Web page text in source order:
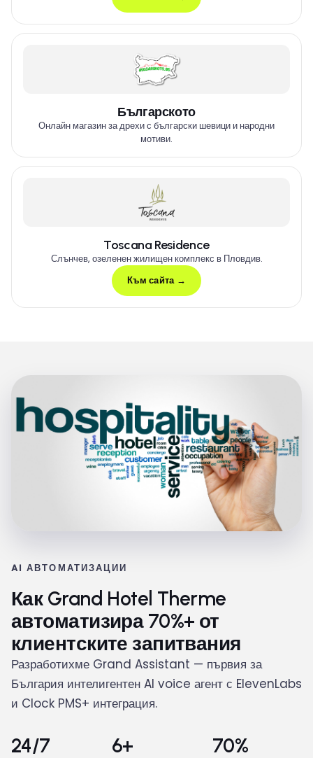
Българското
Онлайн магазин за дрехи с български шевици и народни
мотиви.
Toscana Residence
Слънчев, озеленен жилищен комплекс в Пловдив.
Към сайта →
AI АВТОМАТИЗАЦИИ
Как Grand Hotel Therme
автоматизира 70%+ от
клиентските запитвания
Разработихме Grand Assistant — първия за
България интелигентен AI voice агент с ElevenLabs
и Clock PMS+ интеграция.
24/7 6+ 70%